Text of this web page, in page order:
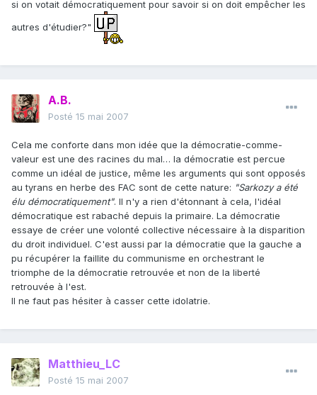
si on votait démocratiquement pour savoir si on doit empêcher les
autres d'étudier?"
A.B.
Posté 15 mai 2007
Cela me conforte dans mon idée que la démocratie-comme-
valeur est une des racines du mal… la démocratie est percue
comme un idéal de justice, même les arguments qui sont opposés
au tyrans en herbe des FAC sont de cette nature: "Sarkozy a été
élu démocratiquement". Il n'y a rien d'étonnant à cela, l'idéal
démocratique est rabaché depuis la primaire. La démocratie
essaye de créer une volonté collective nécessaire à la disparition
du droit individuel. C'est aussi par la démocratie que la gauche a
pu récupérer la faillite du communisme en orchestrant le
triomphe de la démocratie retrouvée et non de la liberté
retrouvée à l'est.
Il ne faut pas hésiter à casser cette idolatrie.
Matthieu_LC
Posté 15 mai 2007